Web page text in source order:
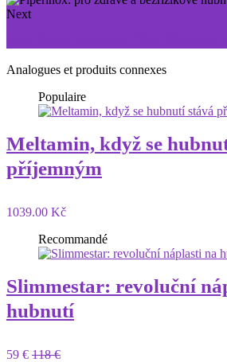
Next
Analogues et produits connexes
Populaire
Meltamin, když se
příjemným
1039.00 Kč
Recommandé
Slimmestar: revoluční
hubnutí
59 € 118 €